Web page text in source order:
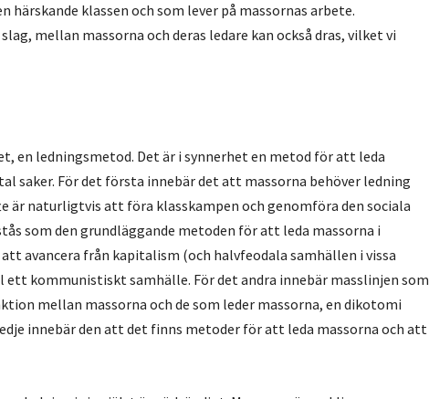
klassen och som lever på massornas arbete.
mellan massorna och deras ledare kan också dras, vilket vi
en ledningsmetod. Det är i synnerhet en metod för att leda
saker. För det första innebär det att massorna behöver ledning
är naturligtvis att föra klasskampen och genomföra den sociala
som den grundläggande metoden för att leda massorna i
avancera från kapitalism (och halvfeodala samhällen i vissa
ett kommunistiskt samhälle. För det andra innebär masslinjen som
mellan massorna och de som leder massorna, en dikotomi
innebär den att det finns metoder för att leda massorna och att